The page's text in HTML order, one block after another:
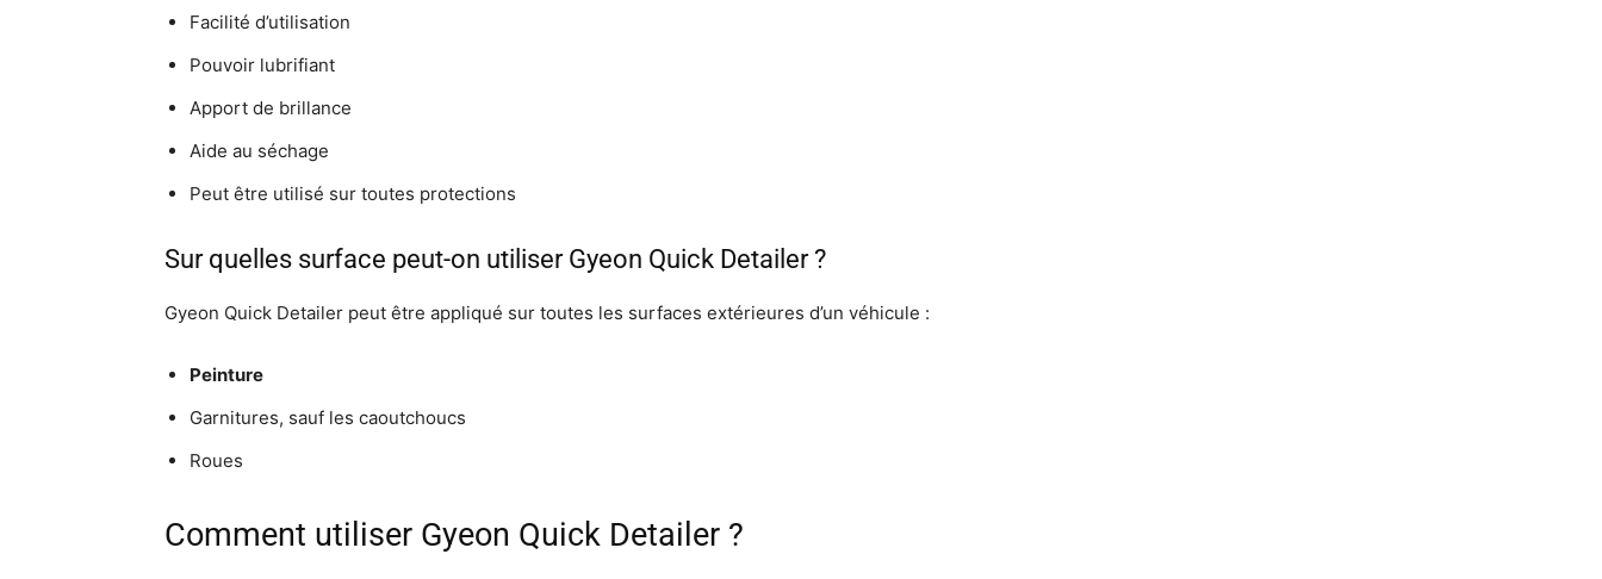
Facilité d’utilisation
Pouvoir lubrifiant
Apport de brillance
Aide au séchage
Peut être utilisé sur toutes protections
Sur quelles surface peut-on utiliser Gyeon Quick Detailer ?
Gyeon Quick Detailer peut être appliqué sur toutes les surfaces extérieures d’un véhicule :
Peinture
Garnitures, sauf les caoutchoucs
Roues
Comment utiliser Gyeon Quick Detailer ?